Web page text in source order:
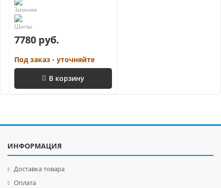
7780 руб.
Под заказ - уточняйте
В корзину
ИНФОРМАЦИЯ
Доставка товара
Оплата